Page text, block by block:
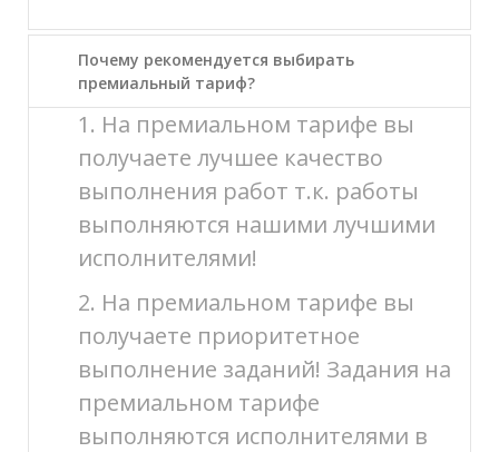
Почему рекомендуется выбирать
премиальный тариф?
1. На премиальном тарифе вы
получаете лучшее качество
выполнения работ т.к. работы
выполняются нашими лучшими
исполнителями!
2. На премиальном тарифе вы
получаете приоритетное
выполнение заданий! Задания на
премиальном тарифе
выполняются исполнителями в